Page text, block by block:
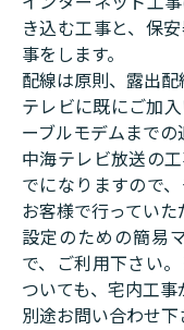
き込む工事と、保
事をします。
配線は原則、露出配
テレビに既にご加
ーブルモデムまでの
中海テレビ放送の
でになりますので
お客様で行っていた
設定のための簡易
で、ご利用下さい
ついても、宅内工事
別途お問い合わせ下